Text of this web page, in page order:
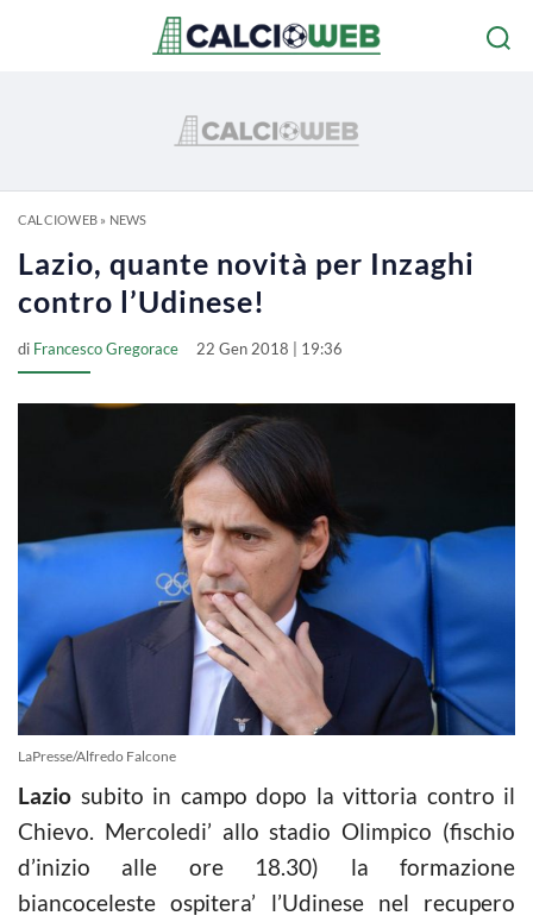
CALCIOWEB» NEWS
Lazio, quante novità per Inzaghi
contro l’Udinese!
di Francesco Gregorace 22 Gen 2018 | 19:36
LaPresse/Alfredo Falcone
Lazio subito in campo dopo la vittoria contro il
Chievo. Mercoledi’ allo stadio Olimpico (fischio
d’inizio alle ore 18.30) la formazione
biancoceleste ospitera’ l’Udinese nel recupero